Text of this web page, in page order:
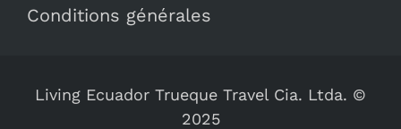
Conditions générales
Living Ecuador Trueque Travel Cia. Ltda. ©
2025